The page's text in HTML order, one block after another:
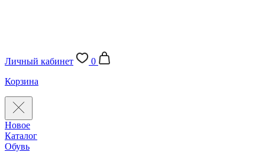
Личный кабинет
0
Корзина
Новое
Каталог
Обувь